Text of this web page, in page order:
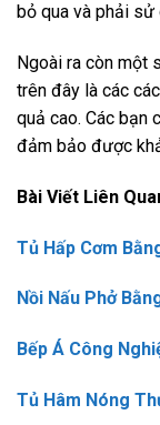
bỏ qua và phải sử
Ngoài ra còn một
trên đây là các
quả cao. Các bạn
đảm bảo được
Bài Viết Liên
Tủ Hấp Cơm
Nồi Nấu Phở
Bếp Á Công
Tủ Hâm Nóng